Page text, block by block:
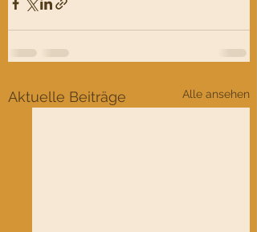
Aktuelle Beiträge Alle ansehen